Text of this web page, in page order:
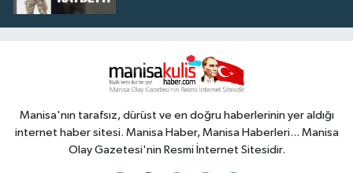
Manisa'nın tarafsız, dürüst ve en doğru haberlerinin yer aldığı
internet haber sitesi. Manisa Haber, Manisa Haberleri... Manisa
Olay Gazetesi'nin Resmi İnternet Sitesidir.